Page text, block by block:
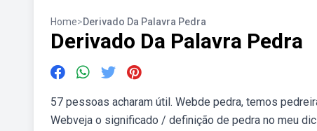
Home>Derivado Da Palavra Pedra
Derivado Da Palavra Pedra
57 pessoas acharam útil. Webde pedra, temos
Webveja o significado / definição de pedra no meu